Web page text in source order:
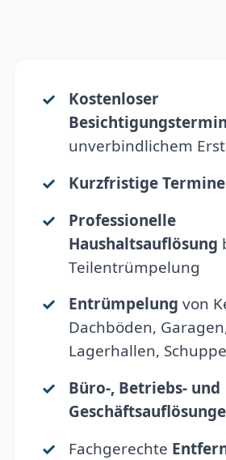
Kostenloser
Besichtigungstermin
unverbindlichem
Kurzfristige Termine
Professionelle
Haushaltsauflösung
Teilentrümpelung
Entrümpelung von
Dachböden,
Lagerhallen,
Büro-, Betriebs- und
Fachgerechte